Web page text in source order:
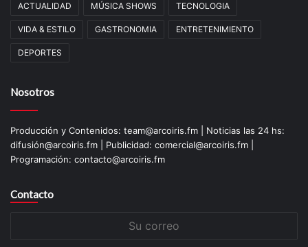
ACTUALIDAD MÚSICA SHOWS TECNOLOGIA
VIDA & ESTILO GASTRONOMIA ENTRETENIMIENTO
DEPORTES
Nosotros
Producción y Contenidos: team@arcoiris.fm | Noticias las 24 hs:
difusión@arcoiris.fm | Publicidad: comercial@arcoiris.fm |
Programación: contacto@arcoiris.fm
Contacto